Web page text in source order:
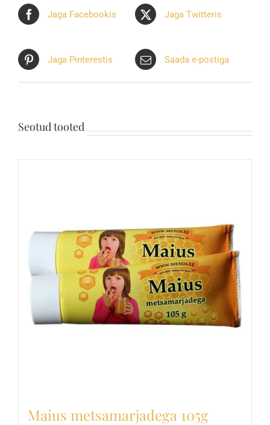
Jaga Facebookis Jaga Twitteris
Jaga Pinterestis Saada e-postiga
Seotud tooted
Maius metsamarjadega 105g